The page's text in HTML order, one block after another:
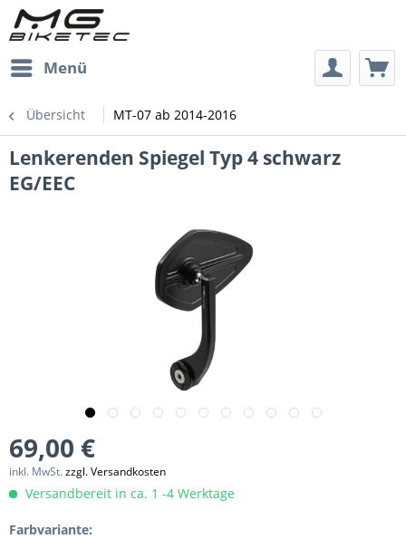
Menü
Übersicht MT-07 ab 2014-2016
Lenkerenden Spiegel Typ 4 schwarz
EG/EEC
69,00 €
inkl. MwSt.zzgl. Versandkosten
Versandbereit in ca. 1 -4 Werktage
Farbvariante: